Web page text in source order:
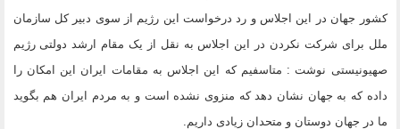
کشور جهان در این اجلاس و رد درخواست این رژیم از سوی دبیر کل سازمان
ملل برای شرکت نکردن در این اجلاس به نقل از یک مقام ارشد دولتی رژیم
صهیونیستی نوشت : متاسفیم که این اجلاس به مقامات ایران این امکان را
داده که به جهان نشان دهد که منزوی نشده است و به مردم ایران هم بگوید
ما در جهان دوستان و متحدان زیادی داریم.